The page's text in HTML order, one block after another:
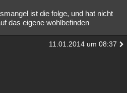
ist die folge, und hat nicht
das eigene wohlbefinden
11.01.2014 um 08:37